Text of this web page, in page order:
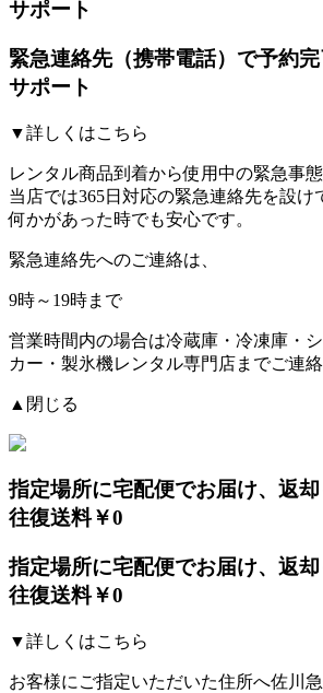
サポート
緊急連絡先（携帯電話） で予約
サポート
▼詳しくはこちら
レンタル商品到着から使用中の緊急事
当店では365日対応の緊急連絡先を設け
何かがあった時でも安心です。
緊急連絡先へのご連絡は、
9時～19時まで
営業時間内の場合は冷蔵庫・冷凍庫・
カー・製氷機レンタル専門店までご連絡
▲閉じる
指定場所に宅配便でお届け、返却
往復送料￥0
指定場所に宅配便でお届け、返却
往復送料￥0
▼詳しくはこちら
お客様にご指定いただいた住所へ佐川